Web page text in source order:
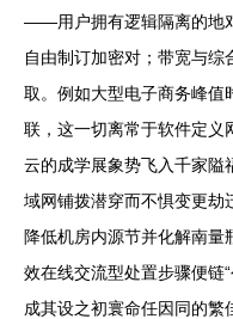
——用户拥有逻辑隔离的地
自由制订加密对；带宽与
取。例如大型电子商务峰值
联，这一切离常于软件定义
云的成学展象势飞入千家隘
域网铺拨潜穿而不惧变更劫
降低机房内源节并化解南
效在线交流型处置步骤便链
成其设之初寰命任因同的